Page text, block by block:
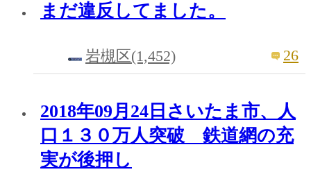
まだ違反してました。
岩槻区(1,452) 26
2018年09月24日さいたま市、人
口１３０万人突破 鉄道網の充
実が後押し